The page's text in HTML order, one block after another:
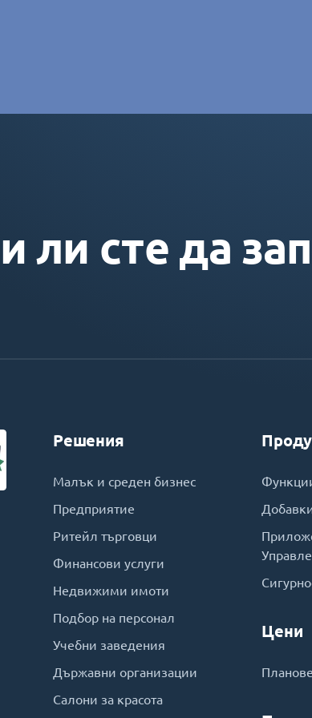
ли сте да
Решения
Малък и среден бизнес
Предприятие
Ритейл търговци
Финансови услуги
Недвижими имоти
Подбор на персонал
Учебни заведения
Държавни организации
Салони за красота
Цени
Планове